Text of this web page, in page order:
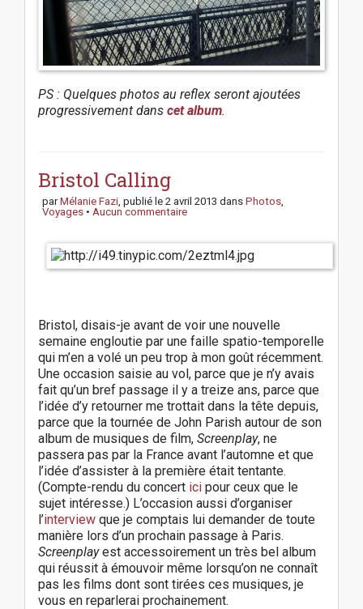
PS : Quelques photos au reflex seront ajoutées
progressivement dans cet album.
s
t
n
v
i
o
n
Bristol Calling
parMélanie Fazi, publié le 2 avril 2013 dans Photos,
Voyages • Aucun commentaire
Bristol, disais-je avant de voir une nouvelle
semaine engloutie par une faille spatio-temporelle
qui m’en a volé un peu trop à mon goût récemment.
Une occasion saisie au vol, parce que je n’y avais
fait qu’un bref passage il y a treize ans, parce que
l’idée d’y retourner me trottait dans la tête depuis,
parce que la tournée de John Parish autour de son
album de musiques de film, Screenplay, ne
passera pas par la France avant l’automne et que
l’idée d’assister à la première était tentante.
(Compte-rendu du concert ici pour ceux que le
sujet intéresse.) L’occasion aussi d’organiser
l’interview que je comptais lui demander de toute
manière lors d’un prochain passage à Paris.
Screenplayest accessoirement un très bel album
qui réussit à émouvoir même lorsqu’on ne connaît
pas les films dont sont tirées ces musiques, je
vous en reparlerai prochainement.